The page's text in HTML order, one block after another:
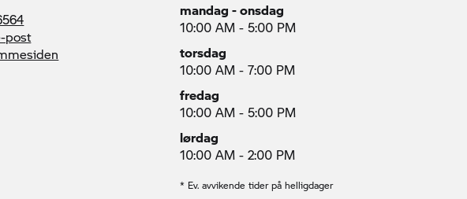
post
mandag - onsdag
10:00 AM - 5:00 PM
torsdag
10:00 AM - 7:00 PM
fredag
10:00 AM - 5:00 PM
lørdag
10:00 AM - 2:00 PM
* Ev. avvikende tider på helligdager